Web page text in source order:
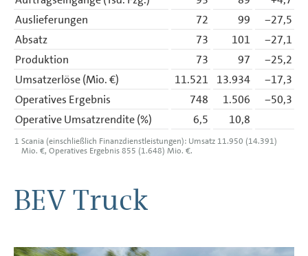
1 Scania (einschließlich Finanzdienstleistungen): Umsatz 11.950 (14.391)
Mio. €, Operatives Ergebnis 855 (1.648) Mio. €.
Auslieferungen
72 99
−27,5
Absatz
73 101
−27,1
Produktion
73 97
−25,2
Umsatzerlöse (Mio. €)
11.521 13.934
−17,3
Operatives Ergebnis
748 1.506
−50,3
Operative Umsatzrendite (%)
6,5 10,8
BEV Truck